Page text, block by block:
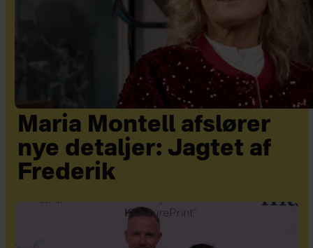
Maria Montell afslører
nye detaljer: Jagtet af
Frederik